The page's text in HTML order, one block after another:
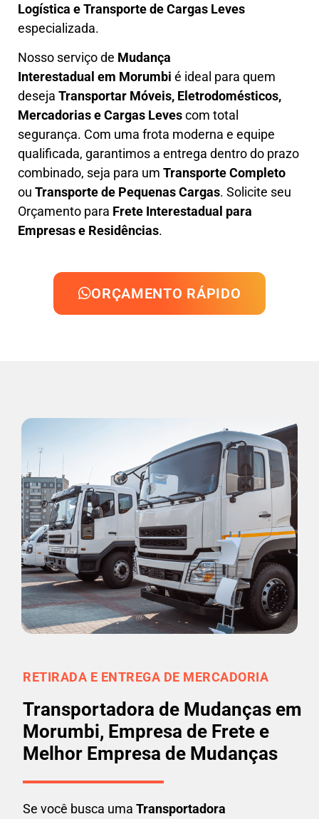
Logística e Transporte de Cargas Leves
especializada.
Nosso serviço de Mudança
Interestadual em Morumbi é ideal para quem
deseja Transportar Móveis, Eletrodomésticos,
Mercadorias e Cargas Levescom total
segurança. Com uma frota moderna e equipe
qualificada, garantimos a entrega dentro do prazo
combinado, seja para um Transporte Completo
ou Transporte de Pequenas Cargas. Solicite seu
Orçamento para Frete Interestadual para
Empresas e Residências.
ORÇAMENTO RÁPIDO
RETIRADA E ENTREGA DE MERCADORIA
Transportadora de Mudanças em
Morumbi, Empresa de Frete e
Melhor Empresa de Mudanças
Se você busca uma Transportadora